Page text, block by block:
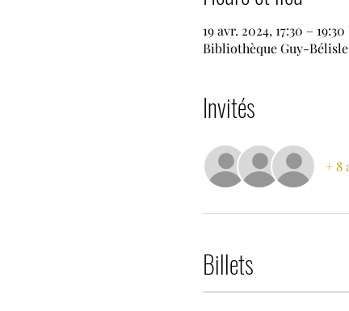
19 avr. 2024, 17:30 –
Bibliothèque Guy-Bélisle
Invités
+ 8
Billets